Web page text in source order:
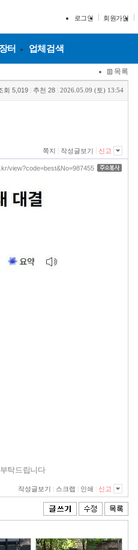
로그인 회원가입
터 업체검색
목록
회 5,019 추천 28 2026.05.09 (토) 13:54
쪽지 작성글보기 신고
view?code=best&No=987455
탁드립니다
작성글보기 스크랩 인쇄 신고